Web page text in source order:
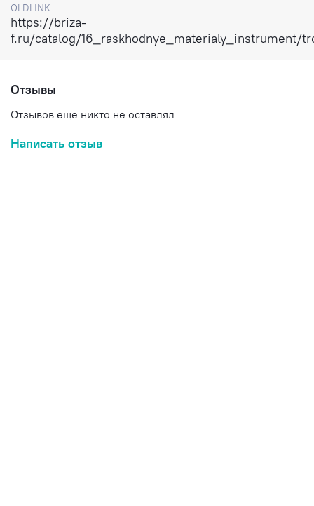
OLDLINK
https://briza-
f.ru/catalog/16_raskhodnye_materialy_instrument/
Отзывы
Отзывов еще никто не оставлял
Написать отзыв